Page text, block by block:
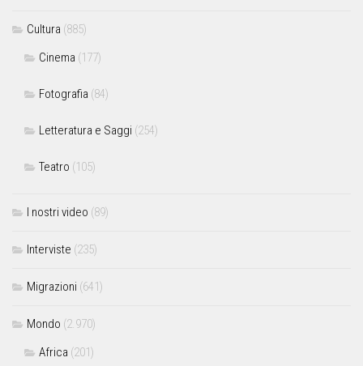
Cultura (885)
Cinema (177)
Fotografia (84)
Letteratura e Saggi (254)
Teatro (105)
I nostri video (89)
Interviste (235)
Migrazioni (641)
Mondo (2.970)
Africa (201)